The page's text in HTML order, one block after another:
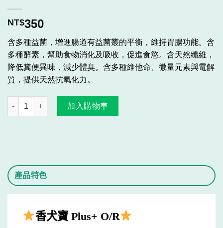
NT$350
含多種益菌，增進腸道有益菌叢的平衡，維持胃腸功能。含
多種酵素，幫助食物消化及吸收，促進食慾。含天然纖維，
降低糞便異味，減少體臭。含多種維他命、微量元素與電解
質，提供天然抗氧化力。
香犬寶 Plus+ O/R 數量
加入購物車
產品特色
香犬寶 Plus+ O/R